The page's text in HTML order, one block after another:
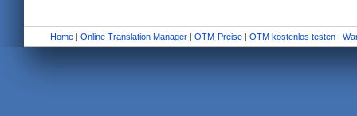
Home Online Translation Manager OTM-Preise OTM kostenlos testen